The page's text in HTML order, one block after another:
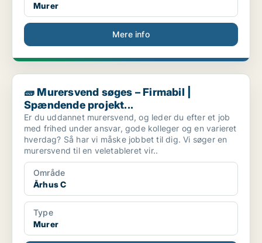
Murer
Mere info
🧱 Murersvend søges – Firmabil | Spændende projekt...
🧱 Murersvend søges – Firmabil |
Spændende projekt...
Er du uddannet murersvend, og leder du efter et job
med frihed under ansvar, gode kolleger og en varieret
hverdag? Så har vi måske jobbet til dig. Vi søger en
murersvend til en veletableret vir..
Område
Århus C
Type
Murer